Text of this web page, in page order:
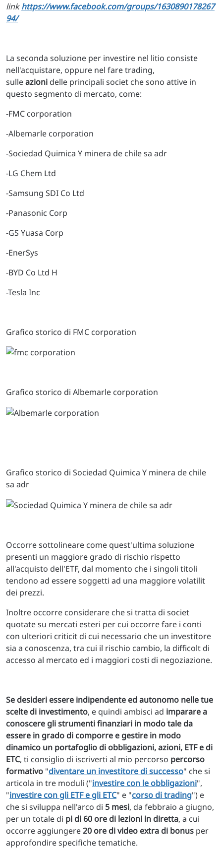
linkhttps://www.facebook.com/groups/1630890178267
94/
La seconda soluzione per investire nel litio consiste
nell'acquistare, oppure nel fare trading,
sulleazioni delle principali societ che sono attive in
questo segmento di mercato, come:
-FMC corporation
-Albemarle corporation
-Sociedad Quimica Y minera de chile sa adr
-LG Chem Ltd
-Samsung SDI Co Ltd
-Panasonic Corp
-GS Yuasa Corp
-EnerSys
-BYD Co Ltd H
-Tesla Inc
Grafico storico di FMC corporation
Grafico storico di Albemarle corporation
Grafico storico di Sociedad Quimica Y minera de chile
sa adr
Occorre sottolineare come quest'ultima soluzione
presenti un maggiore grado di rischio rispetto
all'acquisto dell'ETF, dal momento che i singoli titoli
tendono ad essere soggetti ad una maggiore volatilit
dei prezzi.
Inoltre occorre considerare che si tratta di societ
quotate su mercati esteri per cui occorre fare i conti
con ulteriori criticit di cui necessario che un investitore
sia a conoscenza, tra cui il rischio cambio, la difficolt di
accesso al mercato ed i maggiori costi di negoziazione.
Se desideri essere indipendente ed autonomo nelle tue
scelte di investimento, e quindi ambisci ad imparare a
conoscere gli strumenti finanziari in modo tale da
essere in grado di comporre e gestire in modo
dinamico un portafoglio di obbligazioni, azioni, ETF e di
ETC, ti consiglio di iscriverti al mio percorso percorso
formativo "diventare un investitore di successo" che si
articola in tre moduli ("investire con le obbligazioni",
"investire con gli ETF e gli ETC" e "corso di trading") e
che si sviluppa nell'arco di 5 mesi, da febbraio a giugno,
per un totale di pi di 60 ore di lezioni in diretta, a cui
occorre aggiungere20 ore di video extra di bonus per
approfondire specifiche tematiche.